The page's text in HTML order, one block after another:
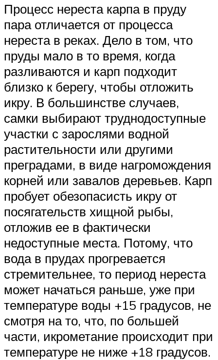
Процесс нереста карпа в пруду
пара отличается от процесса
нереста в реках. Дело в том, что
пруды мало в то время, когда
разливаются и карп подходит
близко к берегу, чтобы отложить
икру. В большинстве случаев,
самки выбирают труднодоступные
участки с зарослями водной
растительности или другими
преградами, в виде нагромождения
корней или завалов деревьев. Карп
пробует обезопасисть икру от
посягательств хищной рыбы,
отложив ее в фактически
недоступные места. Потому, что
вода в прудах прогревается
стремительнее, то период нереста
может начаться раньше, уже при
температуре воды +15 градусов, не
смотря на то, что, по большей
части, икрометание происходит при
температуре не ниже +18 градусов.